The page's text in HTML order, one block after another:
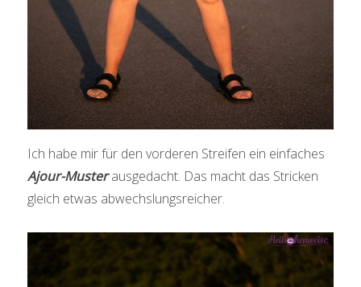
Ich habe mir für den vorderen Streifen ein einfaches
Ajour-Musterausgedacht. Das macht das Stricken
gleich etwas abwechslungsreicher.